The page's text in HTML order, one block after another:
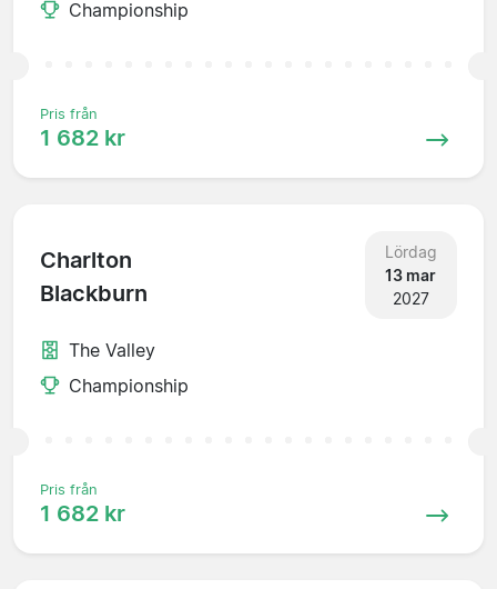
Championship
Pris från
1 682 kr
Charlton
Blackburn
Lördag
13 mar
2027
The Valley
Championship
Pris från
1 682 kr